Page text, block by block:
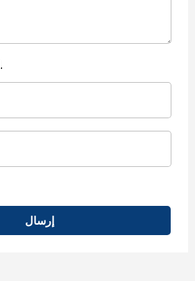
أريد ردًا على رأيي.
إرسال